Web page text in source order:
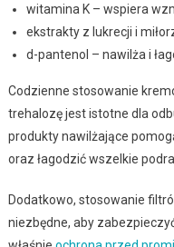
witamina K – wspiera
ekstrakty z lukrecji i
d-pantenol – nawilża i
Codzienne stosowanie
trehalozę jest istotne dla
produkty nawilżające
oraz łagodzić wszelkie
Dodatkowo, stosowanie
niezbędne, aby